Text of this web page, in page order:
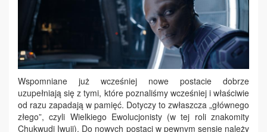
Wspomniane już wcześniej nowe postacie dobrze
uzupełniają się z tymi, które poznaliśmy wcześniej i właściwie
od razu zapadają w pamięć. Dotyczy to zwłaszcza „głównego
złego”, czyli Wielkiego Ewolucjonisty (w tej roli znakomity
Chukwudi Iwuji). Do nowych postaci w pewnym sensie należy